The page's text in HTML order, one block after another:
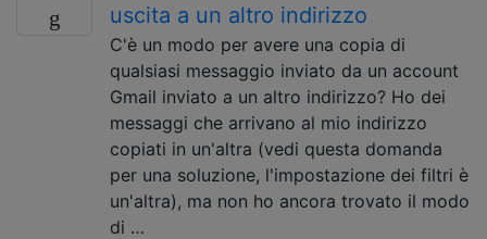
uscita a un altro indirizzo
C'è un modo per avere una copia di
qualsiasi messaggio inviato da un account
Gmail inviato a un altro indirizzo? Ho dei
messaggi che arrivano al mio indirizzo
copiati in un'altra (vedi questa domanda
per una soluzione, l'impostazione dei filtri è
un'altra), ma non ho ancora trovato il modo
di …